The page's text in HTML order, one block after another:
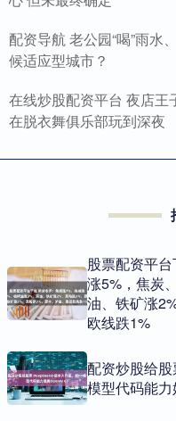
配资导航 老公园“喝”雨水
候适应型城市？
在线炒股配资平台 夜店王
在脱衣舞俱乐部玩到深夜
股票配资平
涨5%，焦炭
油、铁矿涨
欧线跌1%
配资炒股给
模型代码能